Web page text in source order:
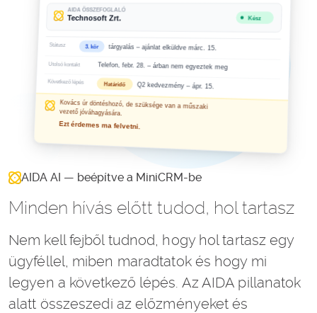
AIDA AI — beépítve a MiniCRM-be
Minden hívás előtt tudod, hol tartasz
Nem kell fejből tudnod, hogy hol tartasz egy
ügyféllel, miben maradtatok és hogy mi
legyen a következő lépés. Az AIDA pillanatok
alatt összeszedi az előzményeket és